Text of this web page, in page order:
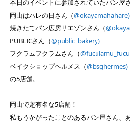
本日のイベントに参加されていたパン屋
岡山はハレの日さん（@okayamahahare)
焼きたてパン広房リエゾンさん（
PUBLICさん（@public_bakery)
フクラムフクラムさん（
ベイクショップヘルメス（@bsghermes)
の5店舗。
岡山で超有名な5店舗！
私もうかがったことのあるパン屋さん、